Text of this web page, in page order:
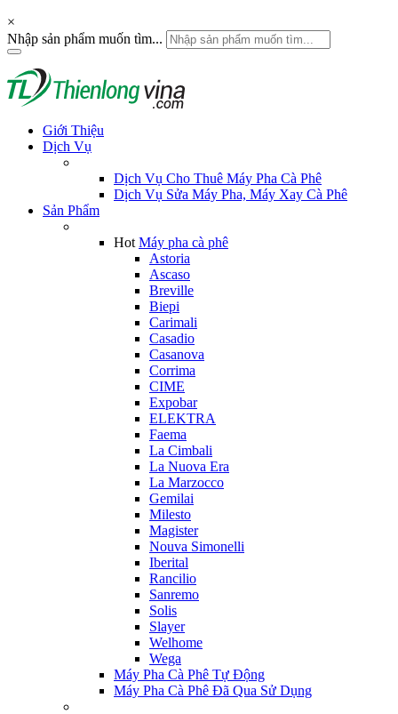
×
Nhập sản phẩm muốn tìm...
Giới Thiệu
Dịch Vụ
Dịch Vụ Cho Thuê Máy Pha Cà Phê
Dịch Vụ Sửa Máy Pha, Máy Xay Cà Phê
Sản Phẩm
Hot Máy pha cà phê
Astoria
Ascaso
Breville
Biepi
Carimali
Casadio
Casanova
Corrima
CIME
Expobar
ELEKTRA
Faema
La Cimbali
La Nuova Era
La Marzocco
Gemilai
Milesto
Magister
Nouva Simonelli
Iberital
Rancilio
Sanremo
Solis
Slayer
Welhome
Wega
Máy Pha Cà Phê Tự Động
Máy Pha Cà Phê Đã Qua Sử Dụng